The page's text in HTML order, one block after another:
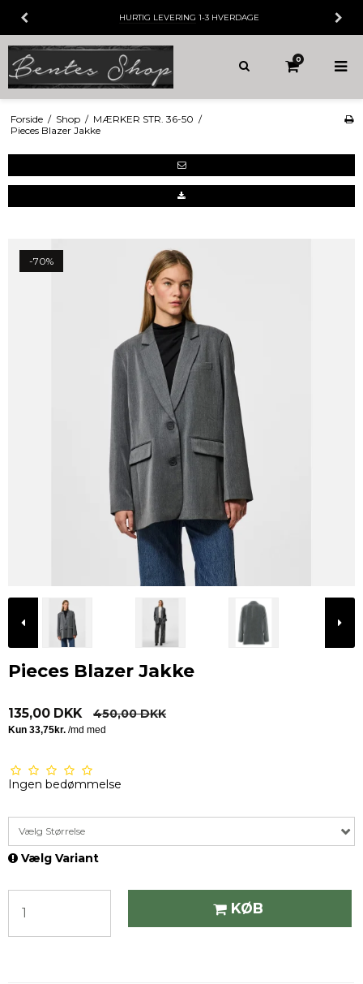
HURTIG LEVERING 1-3 HVERDAGE
0
Forside / Shop / MÆRKER STR. 36-50 /
Pieces Blazer Jakke
-70%
Pieces Blazer Jakke
135,00 DKK 450,00 DKK
Ingen bedømmelse
Vælg Størrelse
Vælg Variant
KØB